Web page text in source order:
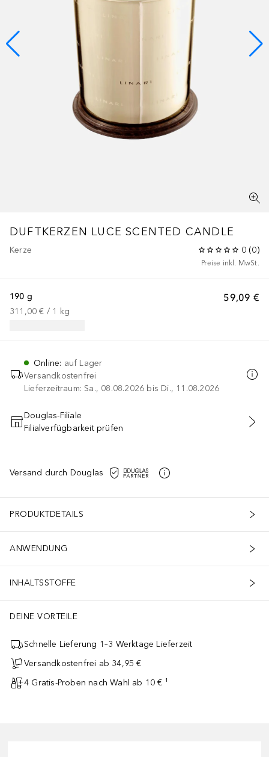
DUFTKERZEN LUCE SCENTED CANDLE
Kerze 0 (0)
Preise inkl. MwSt.
59,09 €
190 g
311,00 € / 1 kg
Online: auf Lager
Versandkostenfrei
Lieferzeitraum: Sa., 08.08.2026 bis Di., 11.08.2026
IN DEN WARENKORB
Douglas-Filiale
Filialverfügbarkeit prüfen
Versand durch Douglas
PRODUKTDETAILS
ANWENDUNG
INHALTSSTOFFE
DEINE VORTEILE
Schnelle Lieferung 1–3 Werktage Lieferzeit
Versandkostenfrei ab 34,95 €
4 Gratis-Proben nach Wahl ab 10 € ¹